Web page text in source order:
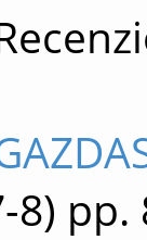
8) pp.